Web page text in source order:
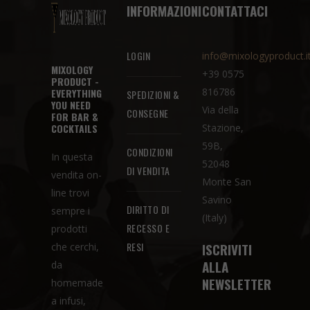
MIXOLOGY
PRODUCT -
EVERYTHING
YOU NEED
FOR BAR &
COCKTAILS
In questa
vendita on-
line trovi
sempre i
prodotti
che cerchi,
da
homemade
a infusi,
INFORMAZIONI
LOGIN
SPEDIZIONI &
CONSEGNE
CONDIZIONI
DI VENDITA
DIRITTO DI
RECESSO E
RESI
CONTATTACI
+39 0575
816786
Via della
Stazione,
59B,
52048
Monte San
Savino
(Italy)
ISCRIVITI
ALLA
NEWSLETTER